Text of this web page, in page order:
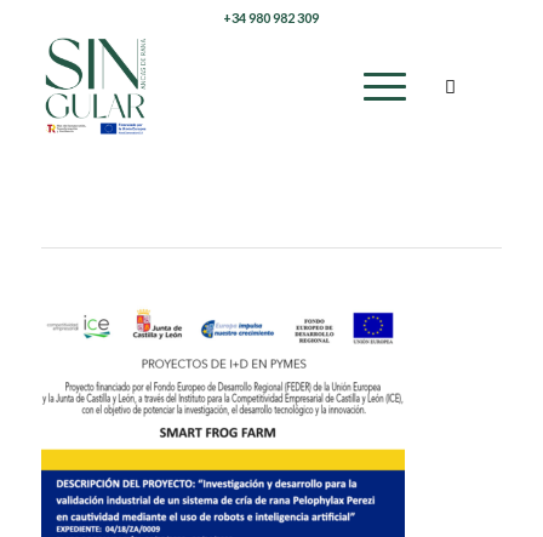
+34 980 982 309